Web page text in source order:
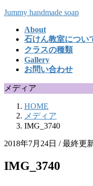
コ
キ
ナ
に
Jummy handmade soap
About
石けん教室につい
クラスの種類
Gallery
お問い合わせ
メディア
HOME
メディア
IMG_3740
2018年7月24日 / 最終更
IMG_3740